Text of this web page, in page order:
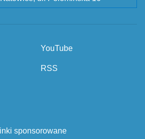
YouTube
RSS
sponsorowane